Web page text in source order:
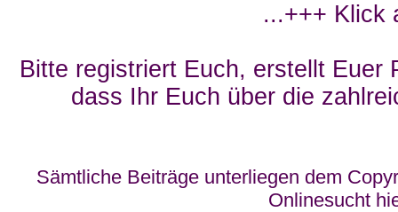
...+++ Klick
Bitte registriert Euch, erstellt Euer
dass Ihr Euch über die
Sämtliche Beiträge unterliegen dem
Onlinesucht